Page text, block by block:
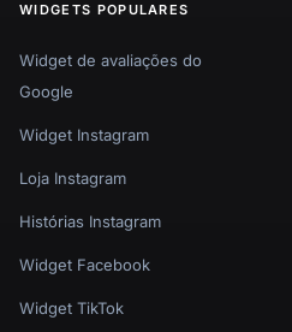
WIDGETS POPULARES
Widget de avaliações do
Google
Widget Instagram
Loja Instagram
Histórias Instagram
Widget Facebook
Widget TikTok